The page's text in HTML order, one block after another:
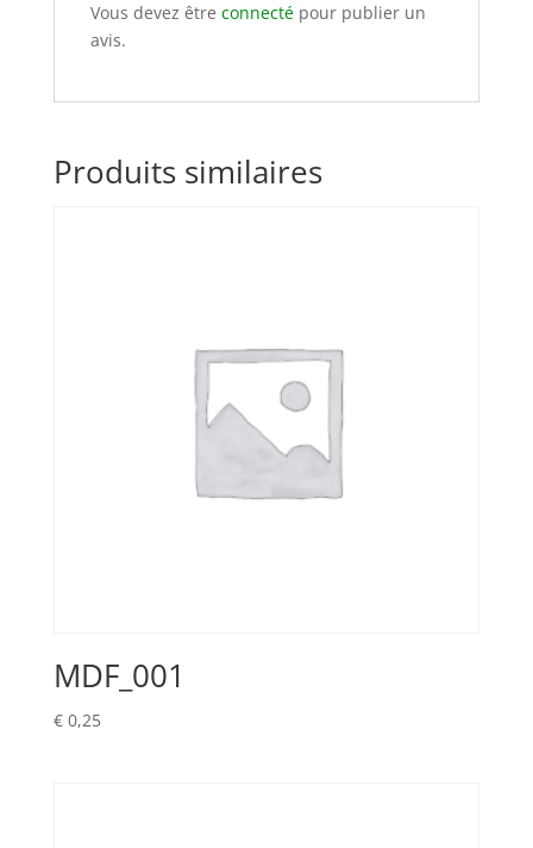
Vous devez être connectépour publier un
avis.
Produits similaires
MDF_001
€0,25